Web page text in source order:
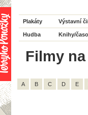
Plakáty Výstavní
Hudba Knihy/
Filmy
A B C D E